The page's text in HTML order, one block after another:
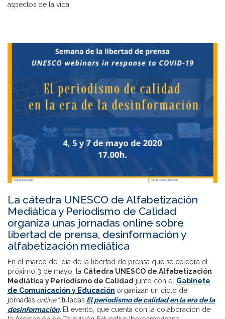
aspectos de la vida.
La cátedra UNESCO de Alfabetización
Mediática y Periodismo de Calidad
organiza unas jornadas online sobre
libertad de prensa, desinformación y
alfabetización mediática
En el marco del día de la libertad de prensa que se celebra el
próximo 3 de mayo, la Cátedra UNESCO de Alfabetización
Mediática y Periodismo de Calidad junto con el Gabinete
de Comunicación y Educación organizan un ciclo de
jornadas onlinetituladas El periodismo de calidad en la era de la
desinformación. El evento, que cuenta con la colaboración de